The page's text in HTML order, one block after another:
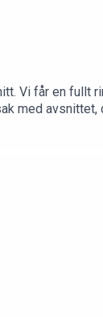
Vi får en
med